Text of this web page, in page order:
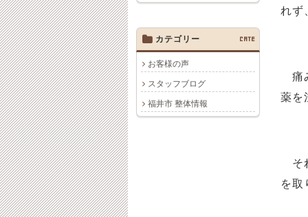
れず
痛
薬を
そ
を取
カテゴリー CATE
お客様の声
スタッフブログ
福井市 整体情報